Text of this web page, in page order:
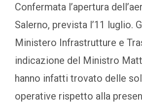
Confermata l’apertura
Salerno, prevista l’11 luglio.
Ministero Infrastrutture e
indicazione del Ministro
hanno infatti trovato delle
operative rispetto alla